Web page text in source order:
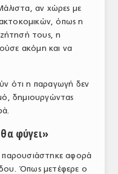
αν χώρες με
όπως η
τους, η
ακόμη και να
ότι η παραγωγή δεν
δημιουργώντας
φύγει»
παρουσιάστηκε αφορά
Όπως μετέφερε ο